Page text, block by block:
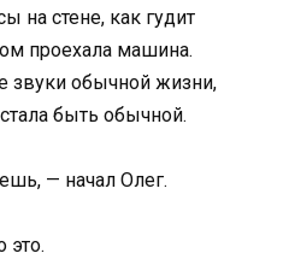
на стене, как гудит
проехала машина.
звуки обычной жизни,
быть обычной.
— начал Олег.
это.